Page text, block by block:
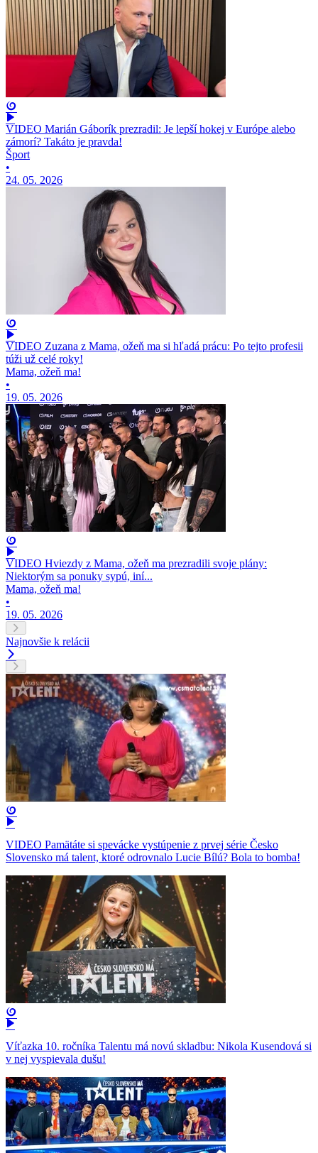
VIDEO Marián Gáborík prezradil: Je lepší hokej v Európe alebo
zámorí? Takáto je pravda!
Šport
•
24. 05. 2026
VIDEO Zuzana z Mama, ožeň ma si hľadá prácu: Po tejto profesii
túži už celé roky!
Mama, ožeň ma!
•
19. 05. 2026
VIDEO Hviezdy z Mama, ožeň ma prezradili svoje plány:
Niektorým sa ponuky sypú, iní...
Mama, ožeň ma!
•
19. 05. 2026
Najnovšie k relácii
VIDEO Pamätáte si spevácke vystúpenie z prvej série Česko
Slovensko má talent, ktoré odrovnalo Lucie Bílú? Bola to bomba!
Víťazka 10. ročníka Talentu má novú skladbu: Nikola Kusendová si
v nej vyspievala dušu!